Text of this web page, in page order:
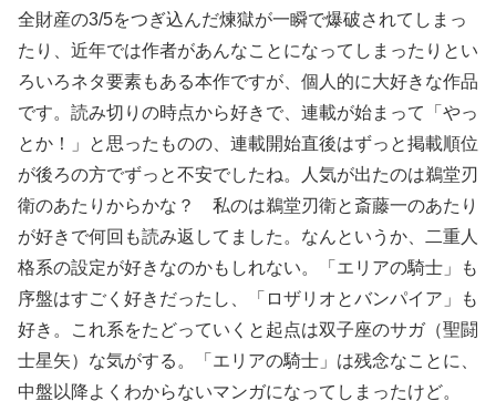
全財産の3/5をつぎ込んだ煉獄が一瞬で爆破されてしまっ
たり、近年では作者があんなことになってしまったりとい
ろいろネタ要素もある本作ですが、個人的に大好きな作品
です。読み切りの時点から好きで、連載が始まって「やっ
とか！」と思ったものの、連載開始直後はずっと掲載順位
が後ろの方でずっと不安でしたね。人気が出たのは鵜堂刃
衛のあたりからかな？ 私のは鵜堂刃衛と斎藤一のあたり
が好きで何回も読み返してました。なんというか、二重人
格系の設定が好きなのかもしれない。「エリアの騎士」も
序盤はすごく好きだったし、「ロザリオとバンパイア」も
好き。これ系をたどっていくと起点は双子座のサガ（聖闘
士星矢）な気がする。「エリアの騎士」は残念なことに、
中盤以降よくわからないマンガになってしまったけど。